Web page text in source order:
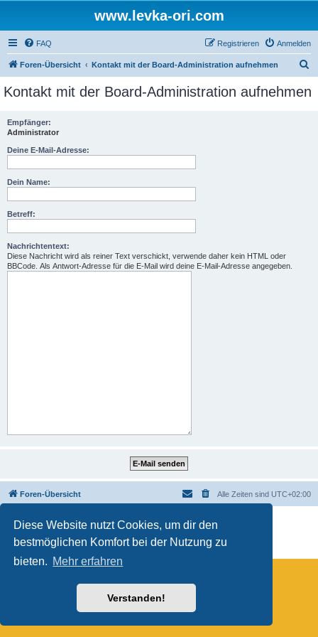
Diese Website nutzt Cookies, um dir den
bestmöglichen Komfort bei der Nutzung zu
bieten. Mehr erfahren
Verstanden!
www.levka-ori.com
FAQ Anmelden
Registrieren
Foren-Übersicht Kontakt mit der Board-Administration aufnehmen
c
Kontakt mit der Board-Administration aufnehmen
Empfänger:
Administrator
Deine E-Mail-Adresse:
Dein Name:
Betreff:
Nachrichtentext:
Diese Nachricht wird als reiner Text verschickt, verwende daher kein HTML oder
BBCode. Als Antwort-Adresse für die E-Mail wird deine E-Mail-Adresse angegeben.
Foren-Übersicht Alle Zeiten sind UTC+02:00
Powered by phpBB
® Forum Software © phpBB Limited
Deutsche Übersetzung durch
Datenschutz|Nutzungsbedingungen